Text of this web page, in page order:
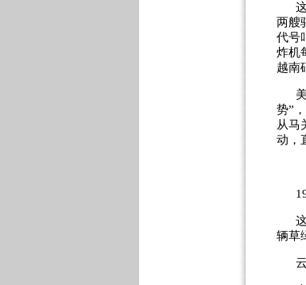
两艘
代号
炸机
越南
势”
从马
动，
辆草